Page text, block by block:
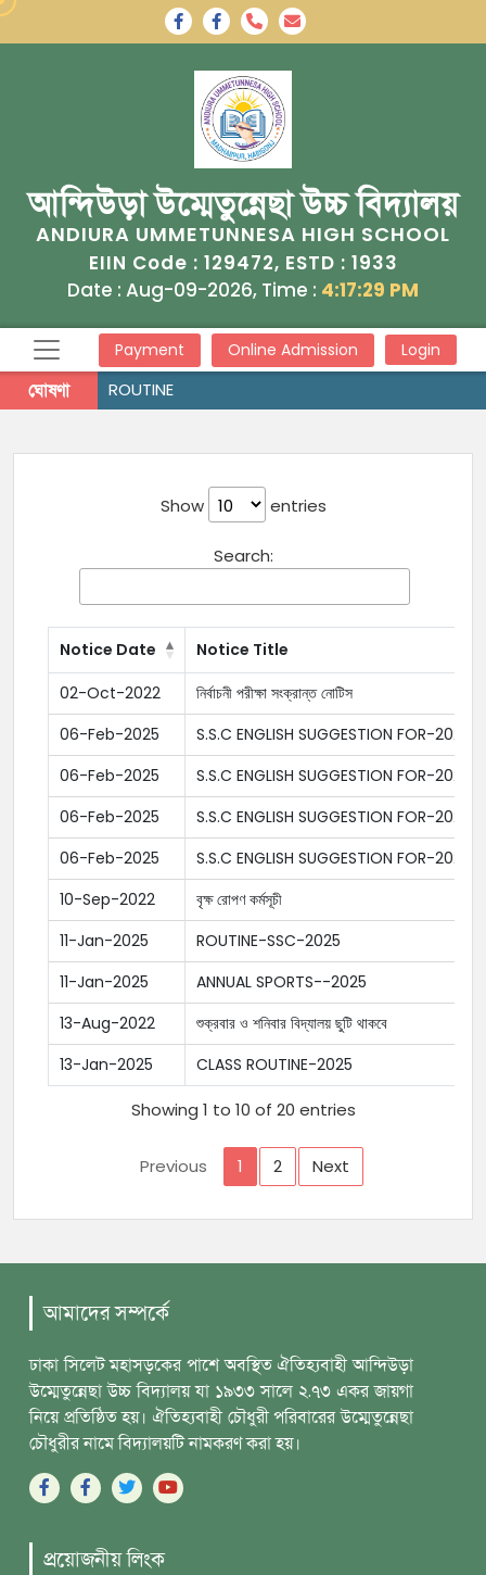
আন্দিউড়া উম্মেতুন্নেছা উচ্চ বিদ্যালয়
ANDIURA UMMETUNNESA HIGH SCHOOL
EIIN Code : 129472, ESTD : 1933
Date : Aug-09-2026, Time : 4:17:29 PM
Payment Online Admission Login
ঘোষণা ROUTINE
Show entries
Search:
Notice Date
Notice Title
02-Oct-2022
নির্বাচনী পরীক্ষা সংক্রান্ত নোটিস
06-Feb-2025
S.S.C ENGLISH SUGGESTION FOR-2025
06-Feb-2025
S.S.C ENGLISH SUGGESTION FOR-2025
06-Feb-2025
S.S.C ENGLISH SUGGESTION FOR-2025
06-Feb-2025
S.S.C ENGLISH SUGGESTION FOR-2025
10-Sep-2022
বৃক্ষ রোপণ কর্মসূচী
11-Jan-2025
ROUTINE-SSC-2025
11-Jan-2025
ANNUAL SPORTS--2025
13-Aug-2022
শুক্রবার ও শনিবার বিদ্যালয় ছুটি থাকবে
13-Jan-2025
CLASS ROUTINE-2025
Showing 1 to 10 of 20 entries
Previous 1 2 Next
আমাদের সম্পর্কে
ঢাকা সিলেট মহাসড়কের পাশে অবস্থিত ঐতিহ্যবাহী আন্দিউড়া
উম্মেতুন্নেছা উচ্চ বিদ্যালয় যা ১৯৩৩ সালে ২.৭৩ একর জায়গা
নিয়ে প্রতিষ্ঠিত হয়। ঐতিহ্যবাহী চৌধুরী পরিবারের উম্মেতুন্নেছা
চৌধুরীর নামে বিদ্যালয়টি নামকরণ করা হয়।
প্রয়োজনীয় লিংক